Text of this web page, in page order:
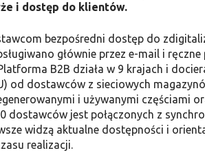
i dostęp do klientów.
bezpośredni dostęp do
głównie przez e-mail i
B2B działa w 9 krajach i
od dostawców z sieciowych
i używanymi częściami
jest połączonych z
widzą aktualne dostępności i
realizacji.